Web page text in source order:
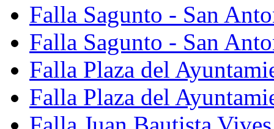
Falla Sagunto - San
Falla Sagunto - San
Falla Plaza del
Falla Plaza del